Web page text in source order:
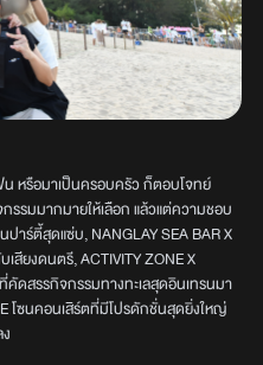
หรือมาเป็นครอบครัว ก็ตอบโจทย์
รรมมากมายให้เลือก แล้วแต่ความชอบ
ปาร์ตี้สุดแซ่บ, NANGLAY SEA BAR X
สียงดนตรี, ACTIVITY ZONE X
ดสรรกิจกรรมทางทะเลสุดอินเทรนมา
โซนคอนเสิร์ตที่มีโปรดักชั่นสุดยิ่งใหญ่